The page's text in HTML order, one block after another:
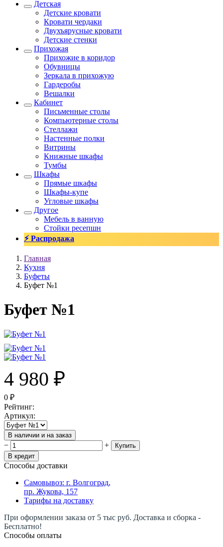
Детская
Детские кровати
Кровати чердаки
Двухъярусные кровати
Детские стенки
Прихожая
Прихожие в коридор
Обувницы
Зеркала в прихожую
Гардеробы
Вешалки
Кабинет
Письменные столы
Компьютерные столы
Стеллажи
Настенные полки
Витрины
Книжные шкафы
Тумбы
Шкафы
Прямые шкафы
Шкафы-купе
Угловые шкафы
Другое
Мебель в ванную
Стойки ресепшн
⚡ Распродажа
Главная
Кухня
Буфеты
Буфет №1
Буфет №1
4 980 ₽
0 ₽
Рейтинг:
Артикул:
В наличии и на заказ
− +
Купить
В кредит
Способы доставки
Самовывоз: г. Волгоград,
пр. Жукова, 157
Тарифы на доставку
При оформлении заказа от 5 тыс руб. Доставка и сборка -
Бесплатно!
Способы оплаты